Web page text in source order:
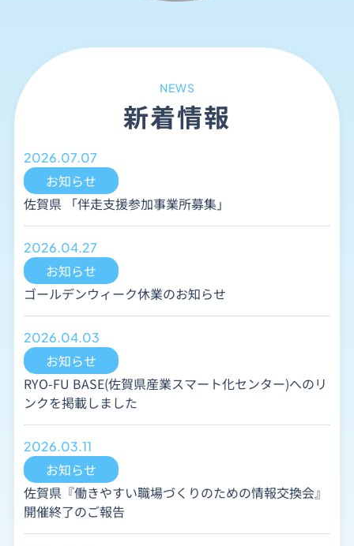
NEWS
新着情報
2026.07.07
お知らせ
佐賀県 「伴走支援参加事業所募集」
2026.04.27
お知らせ
ゴールデンウィーク休業のお知らせ
2026.04.03
お知らせ
RYO-FU BASE(佐賀県産業スマート化センター)へのリ
ンクを掲載しました
2026.03.11
お知らせ
佐賀県『働きやすい職場づくりのための情報交換会』
開催終了のご報告